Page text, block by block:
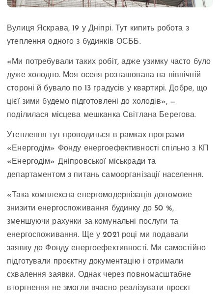
Вулиця Яскрава, 19 у Дніпрі. Тут кипить робота з
утеплення одного з будинків ОСББ.
«Ми потребували таких робіт, адже узимку часто було
дуже холодно. Моя оселя розташована на північній
стороні й бувало по 13 градусів у квартирі. Добре, що
цієї зими будемо підготовлені до холодів», —
поділилася місцева мешканка Світлана Берегова.
Утеплення тут проводиться в рамках програми
«Енергодім» Фонду енергоефективності спільно з КП
«Енергодім» Дніпровської міськради та
департаментом з питань самоорганізації населення.
«Така комплексна енергомодернізація допоможе
знизити енергоспоживання будинку до 50 %,
зменшуючи рахунки за комунальні послуги та
енергоспоживання. Ще у 2021 році ми подавали
заявку до Фонду енергоефективності. Ми самостійно
підготували проєктну документацію і отримали
схвалення заявки. Однак через повномасштабне
вторгнення не змогли вчасно реалізувати проєкт